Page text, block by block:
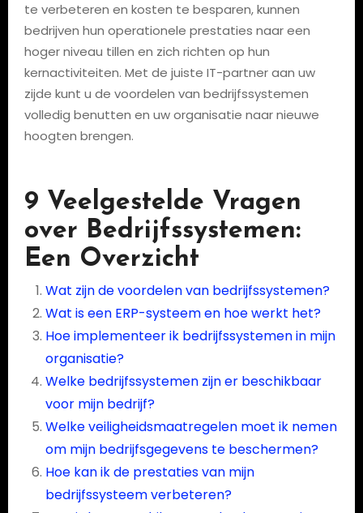
te verbeteren en kosten te besparen, kunnen
bedrijven hun operationele prestaties naar een
hoger niveau tillen en zich richten op hun
kernactiviteiten. Met de juiste IT-partner aan uw
zijde kunt u de voordelen van bedrijfssystemen
volledig benutten en uw organisatie naar nieuwe
hoogten brengen.
9 Veelgestelde Vragen
over Bedrijfssystemen:
Een Overzicht
Wat zijn de voordelen van bedrijfssystemen?
Wat is een ERP-systeem en hoe werkt het?
Hoe implementeer ik bedrijfssystemen in mijn
organisatie?
Welke bedrijfssystemen zijn er beschikbaar
voor mijn bedrijf?
Welke veiligheidsmaatregelen moet ik nemen
om mijn bedrijfsgegevens te beschermen?
Hoe kan ik de prestaties van mijn
bedrijfssysteem verbeteren?